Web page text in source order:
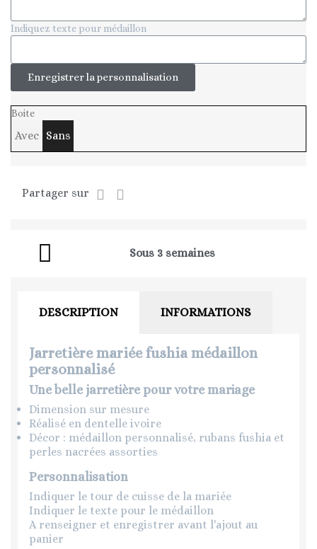
Indiquez texte pour médaillon
Enregistrer la personnalisation
Boite
Avec Sans
Partager sur
Sous 3 semaines
DESCRIPTION INFORMATIONS
Jarretière mariée fushia médaillon
personnalisé
Une belle jarretière pour votre mariage
Dimension sur mesure
Réalisé en dentelle ivoire
Décor : médaillon personnalisé, rubans fushia et
perles nacrées assorties
Personnalisation
Indiquer le tour de cuisse de la mariée
Indiquer le texte pour le médaillon
A renseigner et enregistrer avant l'ajout au
panier